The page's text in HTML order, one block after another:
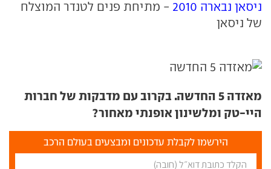
ניסאן נבארה 2010
- מתיחת פנים לטנדר המוצלח
של ניסאן
מאזדה 5 החדשה. בקרוב עם מדבקות של חברות
היי-טק ומלשינון אופנתי מאחור?
הירשמו לקבלת עדכונים ומבצעים בעולם הרכב